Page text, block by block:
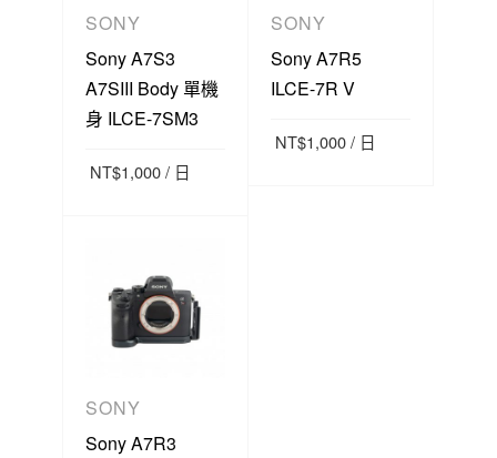
SONY
Sony A7S3
A7SIII Body 單機
身 ILCE-7SM3
NT$1,000/ 日
SONY
Sony A7R5
ILCE-7R V
NT$1,000/ 日
SONY
Sony A7R3